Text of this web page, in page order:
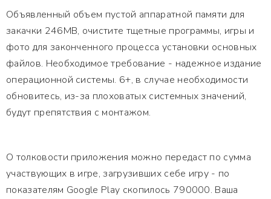
Объявленный объем пустой аппаратной памяти для
закачки 246MB, очистите тщетные программы, игры и
фото для законченного процесса установки основных
файлов. Необходимое требование - надежное издание
операционной системы. 6+, в случае необходимости
обновитесь, из-за плоховатых системных значений,
будут препятствия с монтажом.
О толковости приложения можно передаст по сумма
участвующих в игре, загрузивших себе игру - по
показателям Google Play скопилось 790000. Ваша